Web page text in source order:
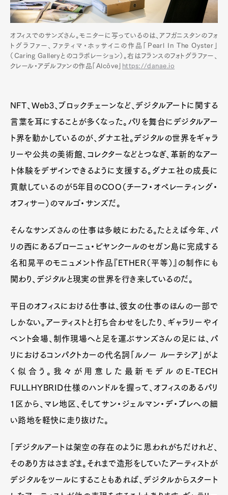
オフィスでのサンズさん。モニターに写っているのは、アフガニスタンのフォ
トグラファー、ファティマ・ホッサイニの作品「Pearl In The Oyster」
（Caring Galleryとのコラボレーション）。右はフランスのフォトグラファー、
クレール・アデルファンの作品「Alcôve」
https://danae.io
NFT、Web3、ブロックチェーンなど、デジタルアートに関する
言葉を耳にすることが多くなった。パリを舞台にデジタルアー
ト界を動かしているのが、ダナエ社。デジタルの世界をギャラ
リーや公共の美術館、コレクターなどとつなぎ、革新的なアー
ト体験をデザインできるように支援する。ダナエ社の成長に
貢献しているのが5年目のCOO（チーフ・オペレーティング・
オフィサー）のマルゴ・サンズだ。
そんなサンズさんの仕事は多岐にわたる。たとえば今年、パ
リの西にあるブローニュ・ビヤンクールのセガン島に完成する
名和晃平のモニュメント作品『ETHER（平等）』の制作にも
関わり、デジタルと現実の世界を行き来しているのだ。
平日のオフィスにおける仕事は、彼女の仕事のほんの一部で
しかない。アーティストと打ち合わせをしたり、ギャラリーやイ
ベント会場、制作現場へと足を運ぶサンズさんの足には、パ
リにおけるコンパクトカーの代名詞「ルノー ルーテシア」がよ
く似合う。我々が用意した最新モデルのE-TECH
FULLHYBRID仕様のハンドルを握って、オフィスのあるパリ
1区から、マレ地区、そしてサン・ジェルマン・デ・プレへの細
い路地を軽快に走り抜けた。
「デジタルアートは架空の存在のように思われがちだけれど、
そのあり方はさまざま。それまで造形をしていたアーティストが
デジタルをツールにすることもあれば、デジタルからスタート